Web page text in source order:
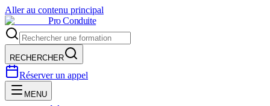
Aller au contenu principal
Pro Conduite
RECHERCHER
Réserver un appel
MENU